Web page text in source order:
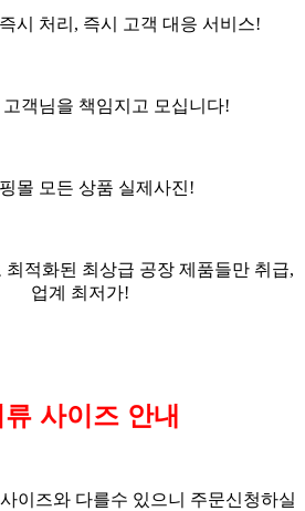
시 처리, 즉시 고객 대응 서비스!
고객님을 책임지고 모십니다!
몰 모든 상품 실제사진!
최적화된 최상급 공장 제품들만 취급,
업계 최저가!
류 사이즈 안내
이즈와 다를수 있으니 주문신청하실